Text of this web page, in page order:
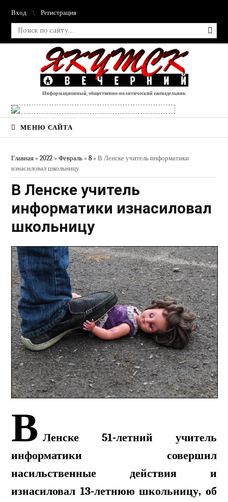
Вход Регистрация
Информационный, общественно-политический еженедельник
МЕНЮ САЙТА
Главная »2022 » Февраль » 8 » В Ленске учитель информатики
изнасиловал школьницу
В Ленске учитель
информатики изнасиловал
школьницу
В Ленске 51-летний учитель
информатики совершил
насильственные действия и
изнасиловал 13-летнюю школьницу, об